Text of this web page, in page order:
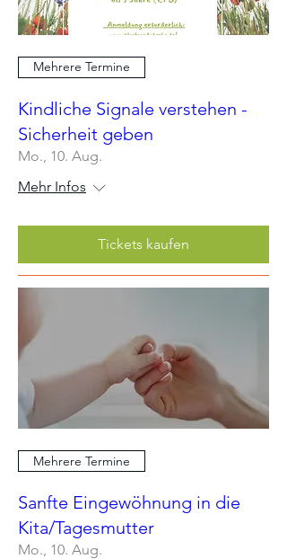
Mehrere Termine
Kindliche Signale verstehen -
Sicherheit geben
Mo., 10. Aug.
Mehr Infos
Tickets kaufen
Mehrere Termine
Sanfte Eingewöhnung in die
Kita/Tagesmutter
Mo., 10. Aug.